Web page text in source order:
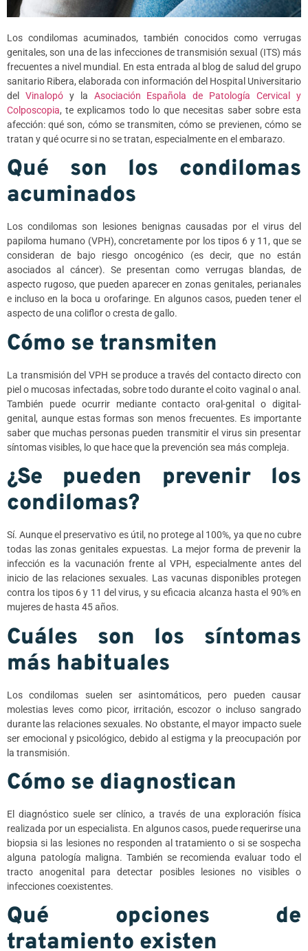
Los condilomas acuminados, también conocidos como verrugas
genitales, son una de las infecciones de transmisión sexual (ITS) más
frecuentes a nivel mundial. En esta entrada al blog de salud del grupo
sanitario Ribera, elaborada con información del Hospital Universitario
del Vinalopóy la Asociación Española de Patología Cervical y
Colposcopia, te explicamos todo lo que necesitas saber sobre esta
afección: qué son, cómo se transmiten, cómo se previenen, cómo se
tratan y qué ocurre si no se tratan, especialmente en el embarazo.
Qué son los condilomas
acuminados
Los condilomas son lesiones benignas causadas por el virus del
papiloma humano (VPH), concretamente por los tipos 6 y 11, que se
consideran de bajo riesgo oncogénico (es decir, que no están
asociados al cáncer). Se presentan como verrugas blandas, de
aspecto rugoso, que pueden aparecer en zonas genitales, perianales
e incluso en la boca u orofaringe. En algunos casos, pueden tener el
aspecto de una coliflor o cresta de gallo.
Cómo se transmiten
La transmisión del VPH se produce a través del contacto directo con
piel o mucosas infectadas, sobre todo durante el coito vaginal o anal.
También puede ocurrir mediante contacto oral-genital o digital-
genital, aunque estas formas son menos frecuentes. Es importante
saber que muchas personas pueden transmitir el virus sin presentar
síntomas visibles, lo que hace que la prevención sea más compleja.
¿Se pueden prevenir los
condilomas?
Sí. Aunque el preservativo es útil, no protege al 100%, ya que no cubre
todas las zonas genitales expuestas. La mejor forma de prevenir la
infección es la vacunación frente al VPH, especialmente antes del
inicio de las relaciones sexuales. Las vacunas disponibles protegen
contra los tipos 6 y 11 del virus, y su eficacia alcanza hasta el 90% en
mujeres de hasta 45 años.
Cuáles son los síntomas
más habituales
Los condilomas suelen ser asintomáticos, pero pueden causar
molestias leves como picor, irritación, escozor o incluso sangrado
durante las relaciones sexuales. No obstante, el mayor impacto suele
ser emocional y psicológico, debido al estigma y la preocupación por
la transmisión.
Cómo se diagnostican
El diagnóstico suele ser clínico, a través de una exploración física
realizada por un especialista. En algunos casos, puede requerirse una
biopsia si las lesiones no responden al tratamiento o si se sospecha
alguna patología maligna. También se recomienda evaluar todo el
tracto anogenital para detectar posibles lesiones no visibles o
infecciones coexistentes.
Qué opciones de
tratamiento existen